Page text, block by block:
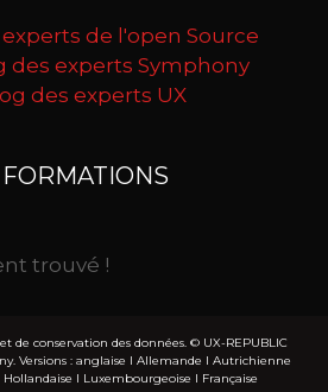
de l'open Source
des experts Symphony
des experts UX
trouvé !
de conservation des données. © UX-REPUBLIC
Versions : anglaise I Allemande I Autrichienne
Hollandaise I Luxembourgeoise I Française